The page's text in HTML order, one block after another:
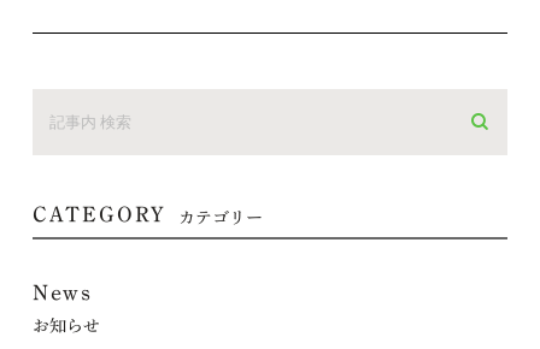
CATEGORY カテゴリー
News
お知らせ